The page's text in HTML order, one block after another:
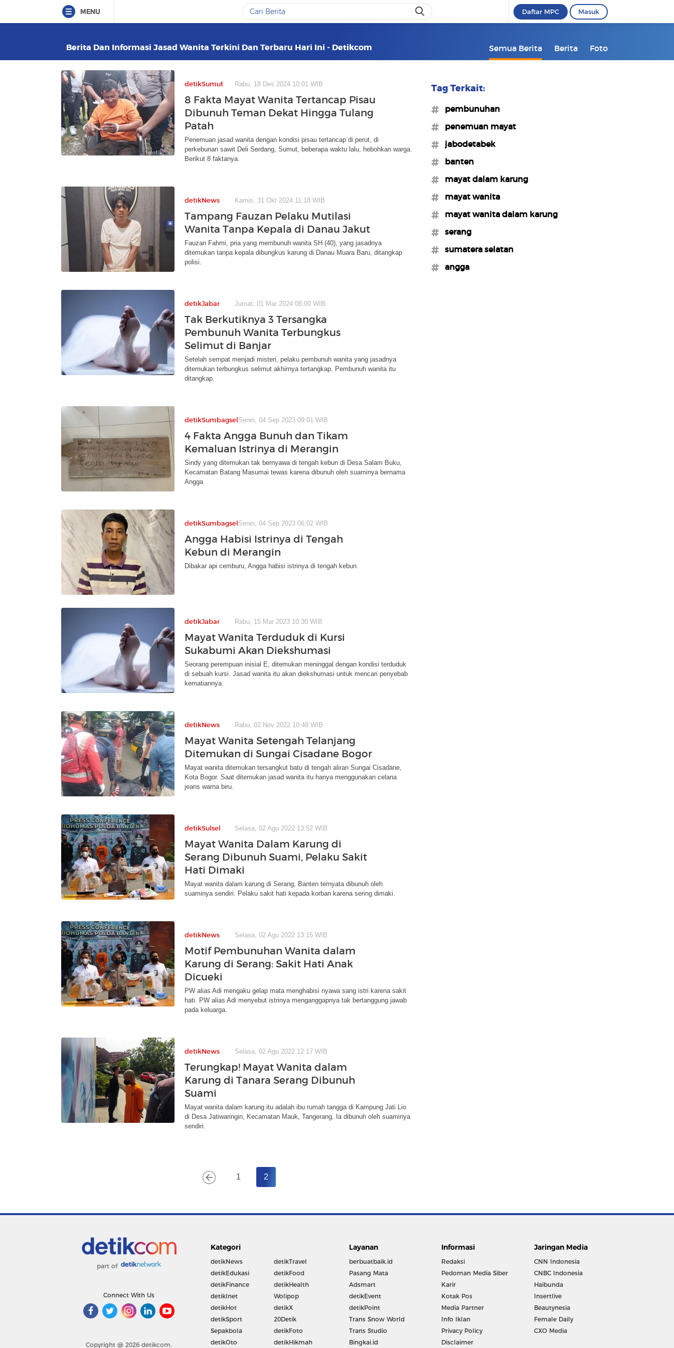
MENU Daftar MPC Masuk
Berita Dan Informasi Jasad Wanita Terkini Dan Terbaru Hari Ini - Detikcom Semua Berita Berita Foto
detikSumut Rabu, 18 Des 2024 10:01 WIB
8 Fakta Mayat Wanita Tertancap Pisau
Dibunuh Teman Dekat Hingga Tulang
Patah
Penemuan jasad wanita dengan kondisi pisau tertancap di perut, di
perkebunan sawit Deli Serdang, Sumut, beberapa waktu lalu, hebohkan warga.
Berikut 8 faktanya.
detikNews Kamis, 31 Okt 2024 11:18 WIB
Tampang Fauzan Pelaku Mutilasi
Wanita Tanpa Kepala di Danau Jakut
Fauzan Fahmi, pria yang membunuh wanita SH (40), yang jasadnya
ditemukan tanpa kepala dibungkus karung di Danau Muara Baru, ditangkap
polisi.
detikJabar Jumat, 01 Mar 2024 08:00 WIB
Tak Berkutiknya 3 Tersangka
Pembunuh Wanita Terbungkus
Selimut di Banjar
Setelah sempat menjadi misteri, pelaku pembunuh wanita yang jasadnya
ditemukan terbungkus selimut akhirnya tertangkap. Pembunuh wanita itu
ditangkap.
detikSumbagselSenin, 04 Sep 2023 09:01 WIB
4 Fakta Angga Bunuh dan Tikam
Kemaluan Istrinya di Merangin
Sindy yang ditemukan tak bernyawa di tengah kebun di Desa Salam Buku,
Kecamatan Batang Masumai tewas karena dibunuh oleh suaminya bernama
Angga
detikSumbagselSenin, 04 Sep 2023 06:02 WIB
Angga Habisi Istrinya di Tengah
Kebun di Merangin
Dibakar api cemburu, Angga habisi istrinya di tengah kebun.
detikJabar Rabu, 15 Mar 2023 10:30 WIB
Mayat Wanita Terduduk di Kursi
Sukabumi Akan Diekshumasi
Seorang perempuan inisial E, ditemukan meninggal dengan kondisi terduduk
di sebuah kursi. Jasad wanita itu akan diekshumasi untuk mencari penyebab
kematiannya.
detikNews Rabu, 02 Nov 2022 10:48 WIB
Mayat Wanita Setengah Telanjang
Ditemukan di Sungai Cisadane Bogor
Mayat wanita ditemukan tersangkut batu di tengah aliran Sungai Cisadane,
Kota Bogor. Saat ditemukan jasad wanita itu hanya menggunakan celana
jeans warna biru.
detikSulsel Selasa, 02 Agu 2022 13:52 WIB
Mayat Wanita Dalam Karung di
Serang Dibunuh Suami, Pelaku Sakit
Hati Dimaki
Mayat wanita dalam karung di Serang, Banten ternyata dibunuh oleh
suaminya sendiri. Pelaku sakit hati kepada korban karena sering dimaki.
detikNews Selasa, 02 Agu 2022 13:15 WIB
Motif Pembunuhan Wanita dalam
Karung di Serang: Sakit Hati Anak
Dicueki
PW alias Adi mengaku gelap mata menghabisi nyawa sang istri karena sakit
hati. PW alias Adi menyebut istrinya menganggapnya tak bertanggung jawab
pada keluarga.
detikNews Selasa, 02 Agu 2022 12:17 WIB
Terungkap! Mayat Wanita dalam
Karung di Tanara Serang Dibunuh
Suami
Mayat wanita dalam karung itu adalah ibu rumah tangga di Kampung Jati Lio
di Desa Jatiwaringin, Kecamatan Mauk, Tangerang. Ia dibunuh oleh suaminya
sendiri.
1 2
Tag Terkait:
#pembunuhan
#penemuan mayat
#jabodetabek
#banten
#mayat dalam karung
#mayat wanita
#mayat wanita dalam karung
#serang
#sumatera selatan
#angga
part of
Connect With Us
Copyright @ 2026 detikcom.
Kategori
detikNews
detikEdukasi
detikFinance
detikInet
detikHot
detikSport
Sepakbola
detikOto
detikTravel
detikFood
detikHealth
Wolipop
detikX
20Detik
detikFoto
detikHikmah
Layanan
berbuatbaik.id
Pasang Mata
Adsmart
detikEvent
detikPoint
Trans Snow World
Trans Studio
Bingkai.id
Informasi
Redaksi
Pedoman Media Siber
Karir
Kotak Pos
Media Partner
Info Iklan
Privacy Policy
Disclaimer
Jaringan Media
CNN Indonesia
CNBC Indonesia
Haibunda
Insertlive
Beautynesia
Female Daily
CXO Media